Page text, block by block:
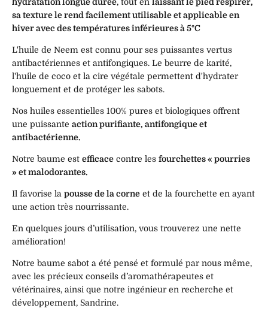
sa texture le rend facilement utilisable et applicable en
hiver avec des températures inférieures à 5°C
L'huile de Neem est connu pour ses puissantes vertus
antibactériennes et antifongiques. Le beurre de karité,
l'huile de coco et la cire végétale permettent d'hydrater
longuement et de protéger les sabots.
Nos huiles essentielles 100% pures et biologiques offrent
une puissante action purifiante, antifongique et
antibactérienne.
Notre baume est efficace contre les fourchettes « pourries
» et malodorantes.
Il favorise la pousse de la corne et de la fourchette en ayant
une action très nourrissante.
En quelques jours d’utilisation, vous trouverez une nette
amélioration!
Notre baume sabot a été pensé et formulé par nous même,
avec les précieux conseils d’aromathérapeutes et
vétérinaires, ainsi que notre ingénieur en recherche et
développement, Sandrine.